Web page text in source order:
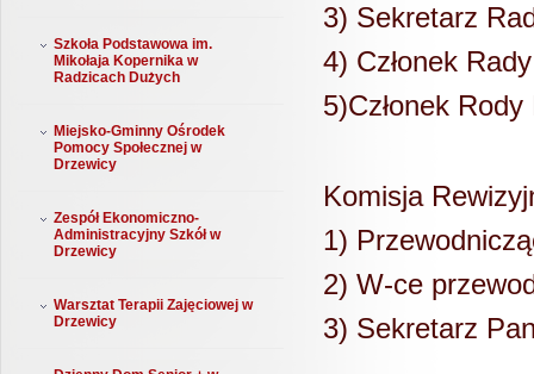
Szkoła Podstawowa im.
Mikołaja Kopernika w
Radzicach Dużych
Miejsko-Gminny Ośrodek
Pomocy Społecznej w
Drzewicy
Zespół Ekonomiczno-
Administracyjny Szkół w
Drzewicy
Warsztat Terapii Zajęciowej w
Drzewicy
3) Sekretarz
4) Członek
5)Członek
Komisja
1)
2) W-ce
3) Sekretarz